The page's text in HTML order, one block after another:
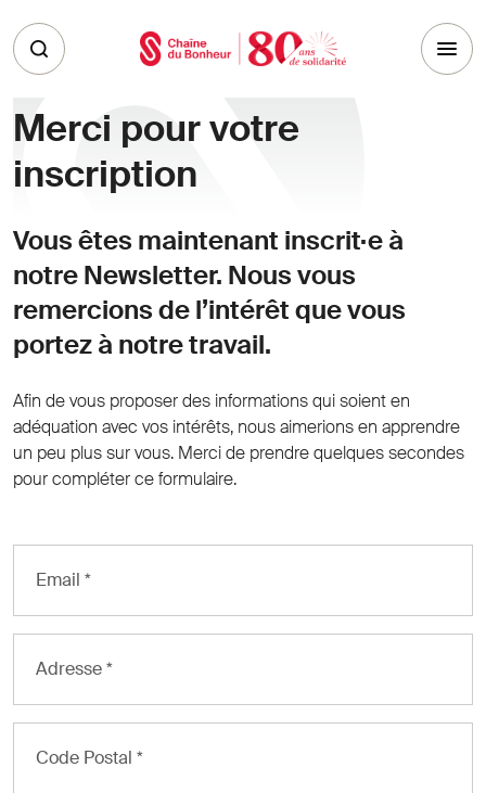
Merci pour votre
inscription
Vous êtes maintenant inscrit·e à
notre Newsletter. Nous vous
remercions de l’intérêt que vous
portez à notre travail.
Afin de vous proposer des informations qui soient en
adéquation avec vos intérêts, nous aimerions en apprendre
un peu plus sur vous. Merci de prendre quelques secondes
pour compléter ce formulaire.